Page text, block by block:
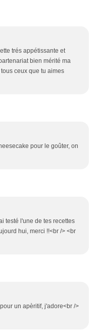
trés appétissante et
bien mérité ma
ceux que tu aimes
pour le goûter, on
testé l'une de tes recettes
hui, merci !!<br /> <br
un apèritif, j'adore<br />